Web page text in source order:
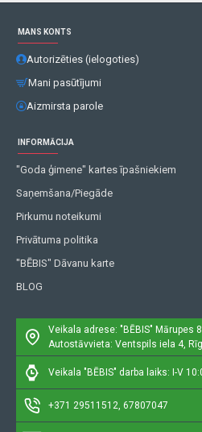
MANS KONTS
Autorizēties (ielogoties)
Mani pasūtījumi
Aizmirsta parole
INFORMĀCIJA
"Goda ģimene" kartes īpašniekiem
Saņemšana/Piegāde
Pirkumu noteikumi
Privātuma politika
"BĒBIS" Dāvanu karte
BLOG
Veikala adrese: "BĒBIS" Mārupes
Autostāvvieta: Ventspils iela 4,
Veikala "BĒBIS" darba laiks: I-V
+371 29511512, 67807047